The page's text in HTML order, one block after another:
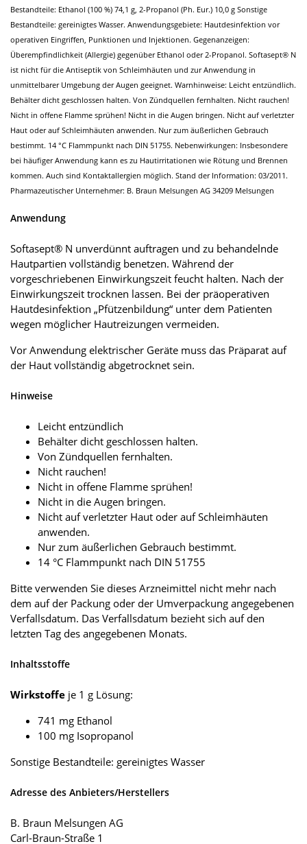
Bestandteile: Ethanol (100 %) 74,1 g, 2-Propanol (Ph. Eur.) 10,0 g Sonstige
Bestandteile: gereinigtes Wasser. Anwendungsgebiete: Hautdesinfektion vor
operativen Eingriffen, Punktionen und Injektionen. Gegenanzeigen:
Überempfindlichkeit (Allergie) gegenüber Ethanol oder 2-Propanol. Softasept® N
ist nicht für die Antiseptik von Schleimhäuten und zur Anwendung in
unmittelbarer Umgebung der Augen geeignet. Warnhinweise: Leicht entzündlich.
Behälter dicht geschlossen halten. Von Zündquellen fernhalten. Nicht rauchen!
Nicht in offene Flamme sprühen! Nicht in die Augen bringen. Nicht auf verletzter
Haut oder auf Schleimhäuten anwenden. Nur zum äußerlichen Gebrauch
bestimmt. 14 °C Flammpunkt nach DIN 51755. Nebenwirkungen: Insbesondere
bei häufiger Anwendung kann es zu Hautirritationen wie Rötung und Brennen
kommen. Auch sind Kontaktallergien möglich. Stand der Information: 03/2011.
Pharmazeutischer Unternehmer: B. Braun Melsungen AG 34209 Melsungen
Anwendung
Softasept® N unverdünnt auftragen und zu behandelnde
Hautpartien vollständig benetzen. Während der
vorgeschriebenen Einwirkungszeit feucht halten. Nach der
Einwirkungszeit trocknen lassen. Bei der präoperativen
Hautdesinfektion „Pfützenbildung“ unter dem Patienten
wegen möglicher Hautreizungen vermeiden.
Vor Anwendung elektrischer Geräte muss das Präparat auf
der Haut vollständig abgetrocknet sein.
Hinweise
Leicht entzündlich
Behälter dicht geschlossen halten.
Von Zündquellen fernhalten.
Nicht rauchen!
Nicht in offene Flamme sprühen!
Nicht in die Augen bringen.
Nicht auf verletzter Haut oder auf Schleimhäuten
anwenden.
Nur zum äußerlichen Gebrauch bestimmt.
14 °C Flammpunkt nach DIN 51755
Bitte verwenden Sie dieses Arzneimittel nicht mehr nach
dem auf der Packung oder der Umverpackung angegebenen
Verfallsdatum. Das Verfallsdatum bezieht sich auf den
letzten Tag des angegebenen Monats.
Inhaltsstoffe
Wirkstoffe je 1 g Lösung:
741 mg Ethanol
100 mg Isopropanol
Sonstige Bestandteile: gereinigtes Wasser
Adresse des Anbieters/Herstellers
B. Braun Melsungen AG
Carl-Braun-Straße 1